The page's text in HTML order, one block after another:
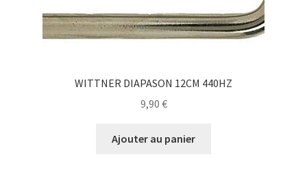
WITTNER DIAPASON 12CM 440HZ
9,90 €
Ajouter au panier